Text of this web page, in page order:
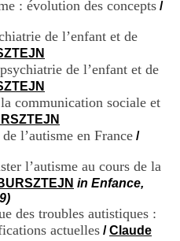
: évolution des concepts /
de l’enfant et de
de l’enfant et de
communication sociale et
l’autisme en France /
l’autisme au cours de la
in Enfance,
des troubles autistiques :
actuelles /Claude